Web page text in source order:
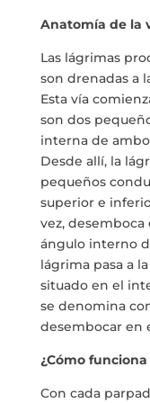
Anatomía de la
Las lágrimas
son drenadas a
Esta vía
son dos
interna de
Desde allí, la
pequeños
superior e
vez, desemboca
ángulo interno
lágrima pasa a
situado en el
se denomina
desembocar en
¿Cómo
Con cada